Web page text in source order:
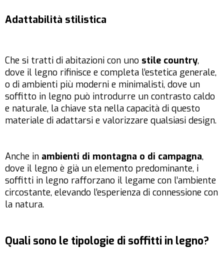
Adattabilità stilistica
Che si tratti di abitazioni con uno stile country,
dove il legno rifinisce e completa l’estetica generale,
o di ambienti più moderni e minimalisti, dove un
soffitto in legno può introdurre un contrasto caldo
e naturale, la chiave sta nella capacità di questo
materiale di adattarsi e valorizzare qualsiasi design.
Anche in ambienti di montagna o di campagna,
dove il legno è già un elemento predominante, i
soffitti in legno rafforzano il legame con l’ambiente
circostante, elevando l’esperienza di connessione con
la natura.
Quali sono le tipologie di soffitti in legno?